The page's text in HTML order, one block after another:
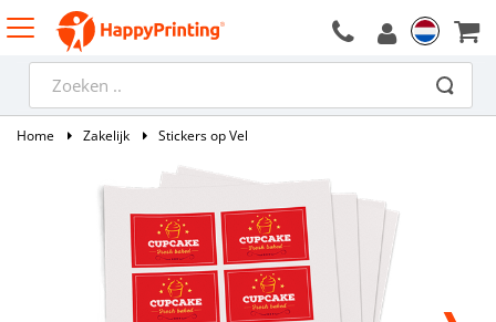
Home Zakelijk Stickers op Vel